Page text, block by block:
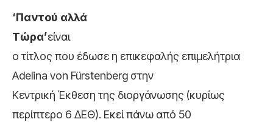
‘Παντού αλλά
Τώρα’είναι
ο τίτλος που έδωσε η επικεφαλής επιμελήτρια
Αdelina von Fürstenberg στην
Κεντρική Έκθεση της διοργάνωσης (κυρίως
περίπτερο 6 ΔΕΘ). Εκεί πάνω από 50